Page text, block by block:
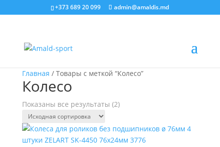
+373 689 20 099 admin@amaldis.md
Главная / Товары с меткой “Колесо”
Колесо
Показаны все результаты (2)